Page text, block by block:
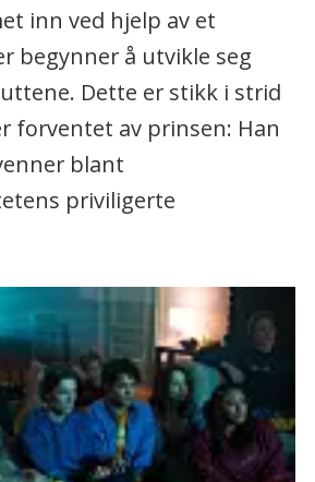
inn ved hjelp av et
begynner å utvikle seg
Dette er stikk i strid
forventet av prinsen: Han
blant
priviligerte